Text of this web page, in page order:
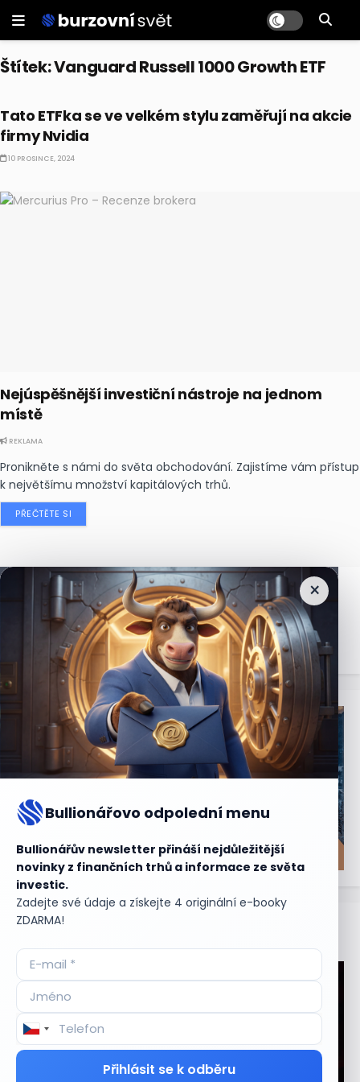
Štítek:Vanguard Russell 1000 Growth ETF
Tato ETFka se ve velkém stylu zaměřují na akcie
firmy Nvidia
10 PROSINCE, 2024
Nejúspěšnější investiční nástroje na jednom
místě
REKLAMA
Pronikněte s námi do světa obchodování. Zajistíme vám přístup
k největšímu množství kapitálových trhů.
PŘEČTĚTE SI
×
Bullionářovo odpolední menu
Bullionářův newsletter přináší nejdůležitější
novinky z finančních trhů a informace ze světa
investic.
Zadejte své údaje a získejte 4 originální e-booky
ZDARMA!
Přihlásit se k odběru
Nejčtenějšízprávy
Aktuální